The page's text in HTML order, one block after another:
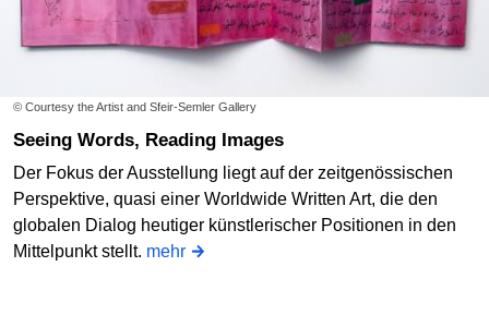
© Courtesy the Artist and Sfeir-Semler Gallery
Seeing Words, Reading Images
Der Fokus der Ausstellung liegt auf der zeitgenössischen
Perspektive, quasi einer Worldwide Written Art, die den
globalen Dialog heutiger künstlerischer Positionen in den
Mittelpunkt stellt. mehr